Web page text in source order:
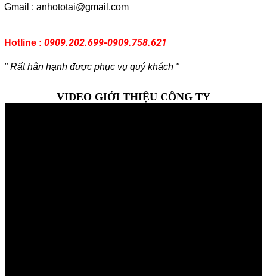
Gmail : anhototai@gmail.com
Hotline : 0909.202.699­-0909.758.621
" Rất hân hạnh được phục vụ quý khách "
VIDEO GIỚI THIỆU CÔNG TY